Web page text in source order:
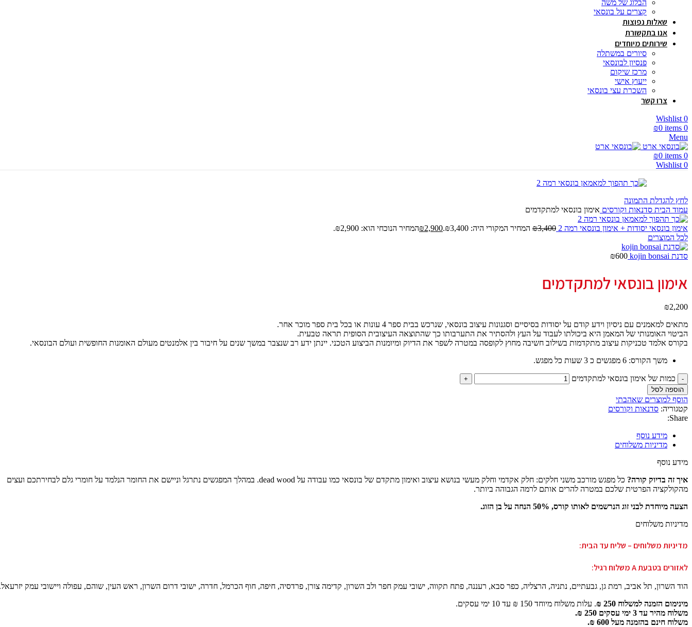
הבלוג של משה
קצרים על בונסאי
שאלות נפוצות
אנו בתקשורת
שירותים מיוחדים
סיורים במשתלה
פנסיון לבונסאי
מרכז שיקום
ייעוץ אישי
השכרת עצי בונסאי
צרו קשר
0
Wishlist
0
items
₪0
Menu
0
items
₪0
0
Wishlist
לחץ להגדלת התמונה
עמוד הבית סדנאות וקורסים אימון בונסאי למתקדמים
אימון בונסאי יסודות + אימון בונסאי רמה 2 ₪3,400 המחיר המקורי היה: ₪3,400. ₪2,900
המחיר הנוכחי הוא: ₪2,900.
לכל המוצרים
סדנת kojin bonsai ₪600
אימון בונסאי למתקדמים
₪2,200
מתאים למאמנים עם ניסיון וידע קודם על יסודות בסיסיים וסגנונות עיצוב בונסאי, שנרכש בבית ספר 4 עונות או בכל בית ספר מוכר אחר.
הביטוי האומנותי של המאמן היא ביכולתו לעבוד על העץ ולהסתיר את התערבותו כך שהתוצאה העיצובית הסופית תראה טבעית.
בקורס אלמד טכניקות עיצוב מתקדמות בשילוב חשיבה מחוץ לקופסה במטרה לשפר את הדיוק ומיומנות הביצוע הטכני. יינתן ידע רב שנצבר במשך שנים על חיבור בין אלמנטים מעולם האומנות החופשית ועולם הבונסאי.
משך הקורס: 6 מפגשים כ 3 שעות כל מפגש.
כמות של אימון בונסאי למתקדמים
הוספה לסל
הוסף למוצרים שאהבתי
קטגוריה: סדנאות וקורסים
Share:
מידע נוסף
מדיניות משלוחים
מידע נוסף
איך זה בדיוק קורה?
כל מפגש מורכב משני חלקים: חלק אקדמי וחלק מעשי בנושא עיצוב ואימון מתקדם של בונסאי כמו עבודה על dead wood. במהלך המפגשים נתרגל וניישם את החומר הנלמד על חומרי גלם לבחירתכם ועצים
מהקולקציה הפרטית שלכם במטרה להרים אותם לרמה הגבוהה ביותר.
הצעה מיוחדת לבני זוג הנרשמים לאותו קורס, 50% הנחה על בן הזוג.
מדיניות משלוחים
מדיניות משלוחים – שליח עד הבית:
לאזורים בטבעת A משלוח רגיל:
הוד השרון, תל אביב, רמת גן, גבעתיים, נתניה, הרצליה, כפר סבא, רעננה, פתח תקווה, ישובי עמק חפר ולב השרון, קדימה צורן, פרדסיה, חיפה, חוף הכרמל, חדרה, ישובי דרום השרון, ראש העין, שוהם, עפולה ויישובי עמק
מינימום הזמנה למשלוח 250 ₪
. עלות משלוח מיוחד 150 ₪ עד 10 ימי עסקים.
משלוח מהיר עד 3 ימי עסקים 250 ₪.
משלוח חינם בהזמנה מעל 600 ₪.